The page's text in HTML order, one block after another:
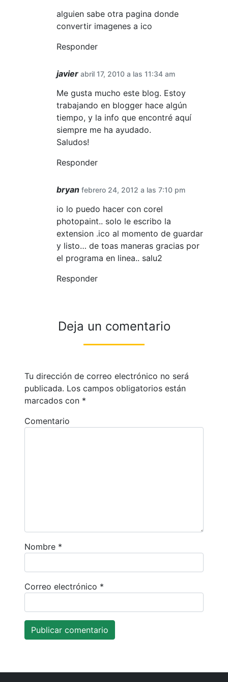
alguien sabe otra pagina donde
convertir imagenes a ico
Responder
javier abril 17, 2010 a las 11:34 am
Me gusta mucho este blog. Estoy
trabajando en blogger hace algún
tiempo, y la info que encontré aquí
siempre me ha ayudado.
Saludos!
Responder
bryan febrero 24, 2012 a las 7:10 pm
io lo puedo hacer con corel
photopaint.. solo le escribo la
extension .ico al momento de guardar
y listo… de toas maneras gracias por
el programa en linea.. salu2
Responder
Deja un comentario
Tu dirección de correo electrónico no será
publicada. Los campos obligatorios están
marcados con *
Comentario
Nombre *
Correo electrónico *